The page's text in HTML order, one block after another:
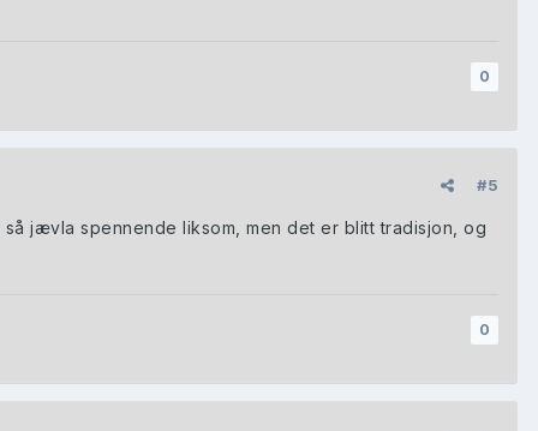
0
#5
jævla spennende liksom, men det er blitt tradisjon, og
0